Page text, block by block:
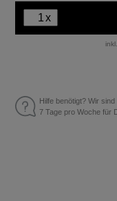
x
Hilfe benötigt? Wir sind
7 Tage pro Woche für